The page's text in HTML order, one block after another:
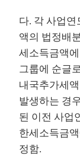
다. 각 사업
액의 법정배
세소득금액
그룹에 순글
내국추가세
발생하는 경
된 이전 사업
한세소득금
정함.